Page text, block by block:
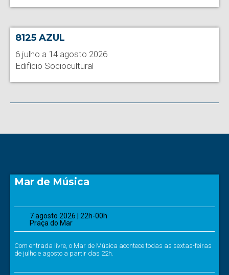
8125 AZUL
6 julho a 14 agosto 2026
Edifício Sociocultural
Mar de Música
7 agosto 2026 | 22h-00h
Praça do Mar
Com entrada livre, o Mar de Música acontece todas as sextas-feiras
de julho e agosto a partir das 22h.